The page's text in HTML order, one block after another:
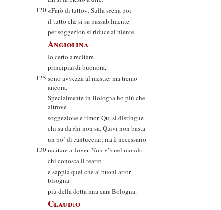
120 «Farò di tutto». Sulla scena poi
il tutto che si sa passabilmente
per soggezion si riduce al niente.
Angiolina
Io certo a recitare
principiai di buonora,
125 sono avvezza al mestier ma tremo
ancora.
Specialmente in Bologna ho più che
altrove
soggezione e timor. Qui si distingue
chi sa da chi non sa. Quivi non basta
un po’ di cantucciar; ma è necessario
130recitare a dover. Non v’è nel mondo
chi conosca il teatro
e sappia quel che a’ buoni attor
bisogna
più della dotta mia cara Bologna.
Claudio